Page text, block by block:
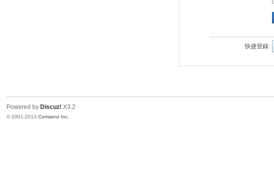
快捷登錄:
Powered by Discuz! X3.2
© 2001-2013Comsenz Inc.